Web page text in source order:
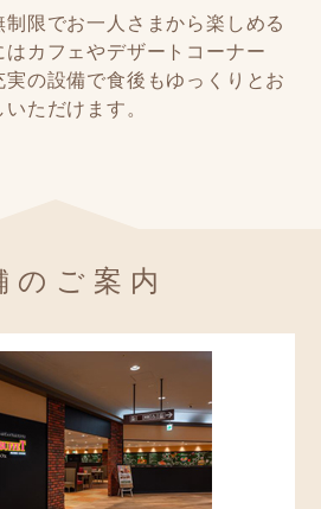
制限でお一人さまから楽しめる
はカフェやデザートコーナー
実の設備で食後もゆっくりとお
いただけます。
のご案内